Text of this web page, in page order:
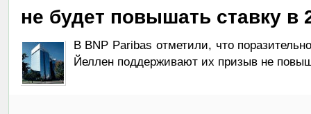
не будет повышать ставку в
В BNP Paribas отметили, что
Йеллен поддерживают их призыв не